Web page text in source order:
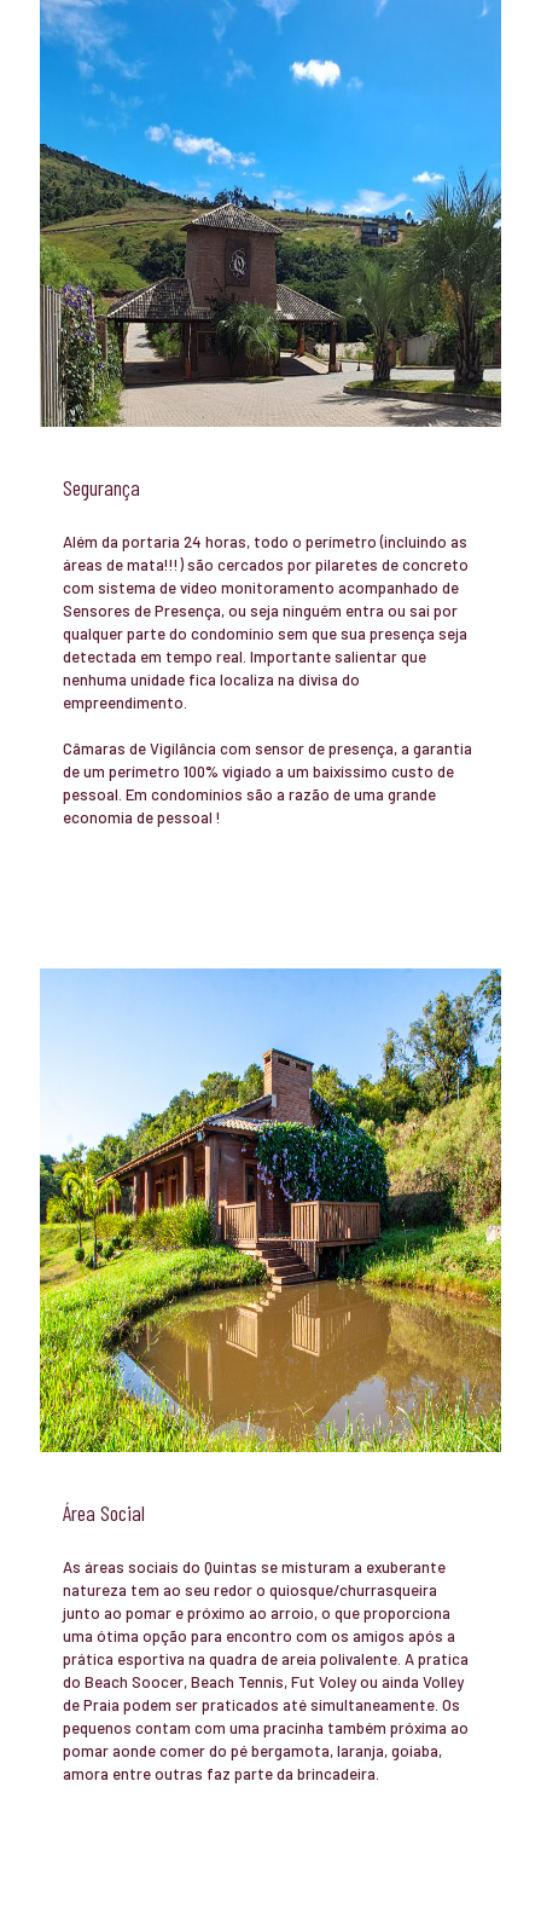
Segurança
Além da portaria 24 horas, todo o perímetro (incluindo as
áreas de mata!!!) são cercados por pilaretes de concreto
com sistema de vídeo monitoramento acompanhado de
Sensores de Presença, ou seja ninguém entra ou sai por
qualquer parte do condomínio sem que sua presença seja
detectada em tempo real. Importante salientar que
nenhuma unidade fica localiza na divisa do
empreendimento.
Câmaras de Vigilância com sensor de presença, a garantia
de um perímetro 100% vigiado a um baixíssimo custo de
pessoal. Em condomínios são a razão de uma grande
economia de pessoal !
Área Social
As áreas sociais do Quintas se misturam a exuberante
natureza tem ao seu redor o quiosque/churrasqueira
junto ao pomar e próximo ao arroio, o que proporciona
uma ótima opção para encontro com os amigos após a
prática esportiva na quadra de areia polivalente. A pratica
do Beach Soocer, Beach Tennis, Fut Voley ou ainda Volley
de Praia podem ser praticados até simultaneamente. Os
pequenos contam com uma pracinha também próxima ao
pomar aonde comer do pé bergamota, laranja, goiaba,
amora entre outras faz parte da brincadeira.